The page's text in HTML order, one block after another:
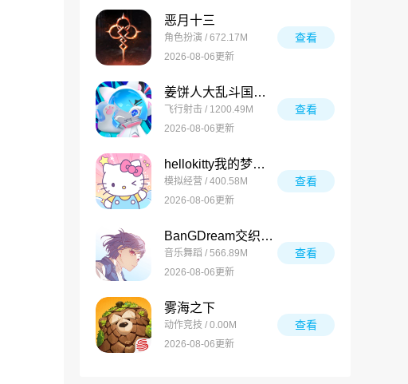
恶月十三
角色扮演 / 672.17M
2026-08-06更新
查看
姜饼人大乱斗国际版
飞行射击 / 1200.49M
2026-08-06更新
查看
hellokitty我的梦之店
模拟经营 / 400.58M
2026-08-06更新
查看
BanGDream交织的乐章
音乐舞蹈 / 566.89M
2026-08-06更新
查看
雾海之下
动作竞技 / 0.00M
2026-08-06更新
查看